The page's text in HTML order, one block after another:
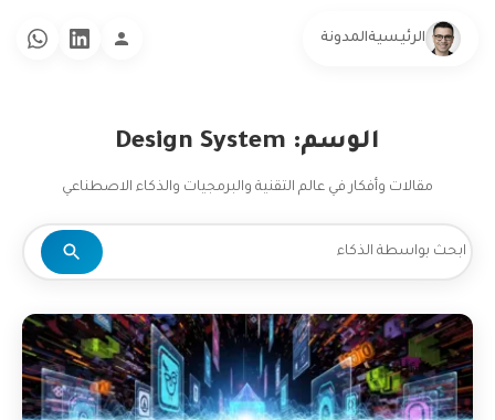
الرئيسيةالمدونة
الوسم: Design System
مقالات وأفكار في عالم التقنية والبرمجيات والذكاء الاصطناعي